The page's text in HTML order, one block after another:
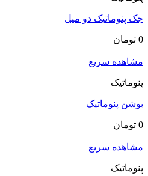
جک پنوماتیک دو میل
0 تومان
مشاهده سریع
پنوماتیک
بوشن پنوماتیک
0 تومان
مشاهده سریع
پنوماتیک